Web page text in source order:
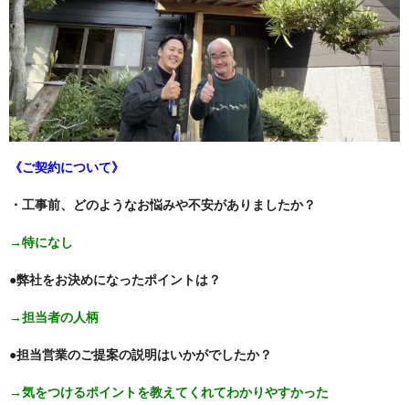
《ご契約について》
・工事前、どのようなお悩みや不安がありましたか？
→特になし
●弊社をお決めになったポイントは？
→担当者の人柄
●担当営業のご提案の説明はいかがでしたか？
→気をつけるポイントを教えてくれてわかりやすかった